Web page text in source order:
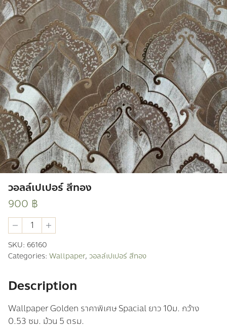
วอลล์เปเปอร์ สีทอง
900 ฿
วอ
ลล์
เปเปอร์
สี
ทอง
SKU: 66160
Categories: Wallpaper, วอลล์เปเปอร์ สีทอง
Description
Wallpaper Golden ราคาพิเศษ Spacial ยาว 10ม. กว้าง
0.53 ซม. ม้วน 5 ตรม.